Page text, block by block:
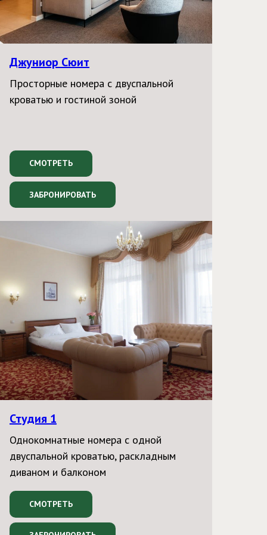
Джуниор Сюит
Просторные номера с двуспальной
кроватью и гостиной зоной
СМОТРЕТЬ
ЗАБРОНИРОВАТЬ
Студия 1
Однокомнатные номера с одной
двуспальной кроватью, раскладным
диваном и балконом
СМОТРЕТЬ